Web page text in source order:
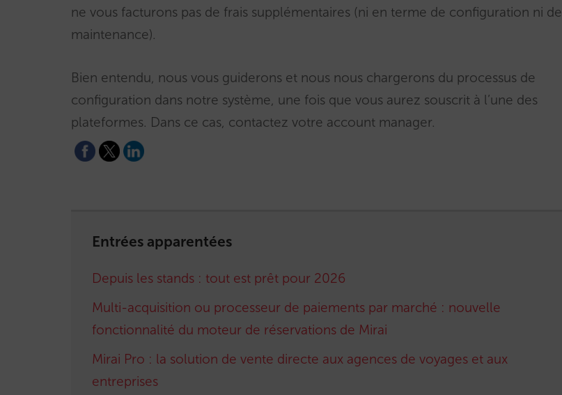
ne vous facturons pas de frais supplémentaires (ni en terme de configuration ni de
maintenance).
Bien entendu, nous vous guiderons et nous nous chargerons du processus de
configuration dans notre système, une fois que vous aurez souscrit à l’une des
plateformes. Dans ce cas, contactez votre account manager.
Entrées apparentées
Depuis les stands : tout est prêt pour 2026
Multi-acquisition ou processeur de paiements par marché : nouvelle
fonctionnalité du moteur de réservations de Mirai
Mirai Pro : la solution de vente directe aux agences de voyages et aux
entreprises